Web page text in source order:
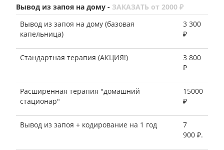
Вывод из запоя на дому - ЗАКАЗАТЬ от 2000 ₽
Вывод из запоя на дому (базовая
капельница)
3 300
₽
Стандартная терапия (АКЦИЯ!)
3 800
₽
Расширенная терапия "домашний
стационар"
15000
₽
Вывод из запоя + кодирование на 1 год
7
900 ₽.